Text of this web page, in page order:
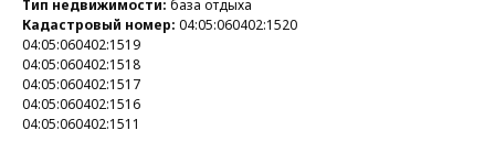
Тип недвижимости: база отдыха
Кадастровый номер: 04:05:060402:1520
04:05:060402:1519
04:05:060402:1518
04:05:060402:1517
04:05:060402:1516
04:05:060402:1511